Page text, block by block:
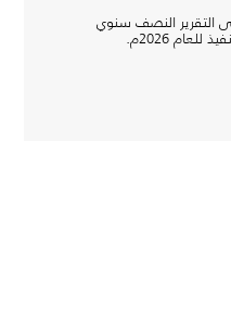
التقرير النصف سنوي
2026م.